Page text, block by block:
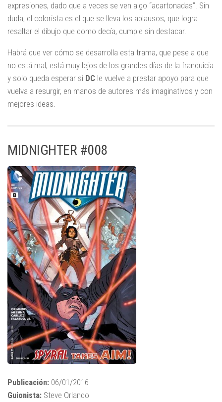
expresiones, dado que a veces se ven algo “acartonadas”. Sin
duda, el colorista es el que se lleva los aplausos, que logra
resaltar el dibujo que como decía, cumple sin destacar.
Habrá que ver cómo se desarrolla esta trama, que pese a que
no está mal, está muy lejos de los grandes días de la franquicia
y solo queda esperar si DC le vuelve a prestar apoyo para que
vuelva a resurgir, en manos de autores más imaginativos y con
mejores ideas.
MIDNIGHTER #008
Publicación: 06/01/2016
Guionista: Steve Orlando